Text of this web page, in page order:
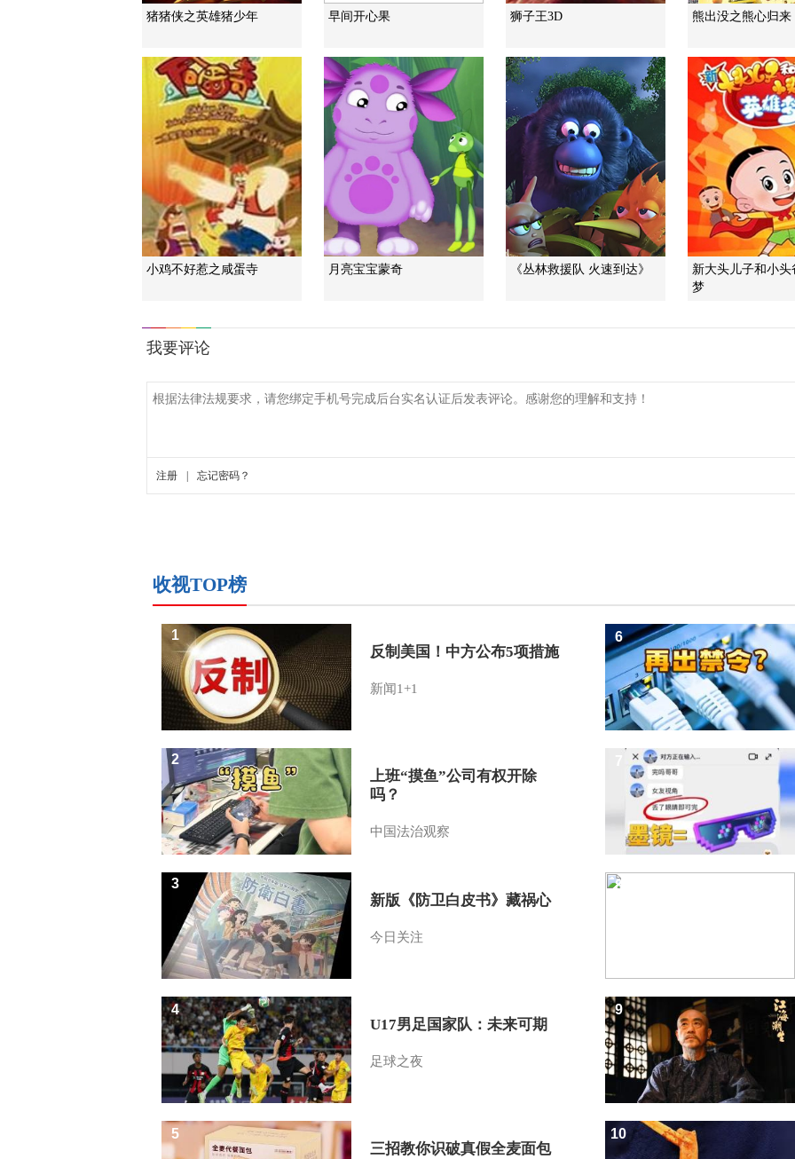
猪猪侠之英雄猪少年 早间开心果 狮子王3D 熊出没之熊心归来
小鸡不好惹之咸蛋寺 月亮宝宝蒙奇 《丛林救援队 火速到达》
新大头儿子和小头
梦
收视TOP榜
反制美国！中方公布5项措施
新闻1+1
1
上班“摸鱼”公司有权开除
吗？
中国法治观察
2
新版《防卫白皮书》藏祸心
今日关注
3
U17男足国家队：未来可期
足球之夜
4
三招教你识破真假全麦面包
5
6
8
9
10